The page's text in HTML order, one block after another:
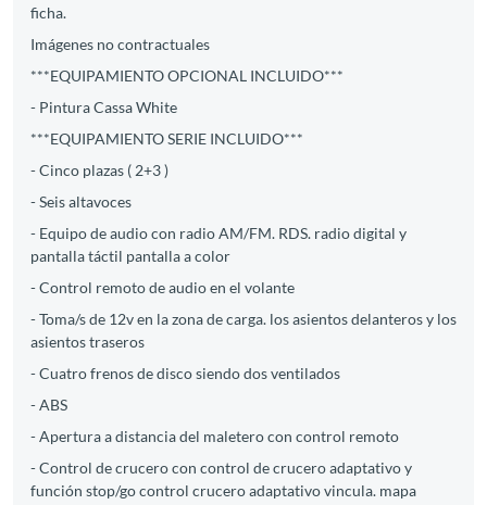
ficha.
Imágenes no contractuales
***EQUIPAMIENTO OPCIONAL INCLUIDO***
- Pintura Cassa White
***EQUIPAMIENTO SERIE INCLUIDO***
- Cinco plazas ( 2+3 )
- Seis altavoces
- Equipo de audio con radio AM/FM. RDS. radio digital y
pantalla táctil pantalla a color
- Control remoto de audio en el volante
- Toma/s de 12v en la zona de carga. los asientos delanteros y los
asientos traseros
- Cuatro frenos de disco siendo dos ventilados
- ABS
- Apertura a distancia del maletero con control remoto
- Control de crucero con control de crucero adaptativo y
función stop/go control crucero adaptativo vincula. mapa